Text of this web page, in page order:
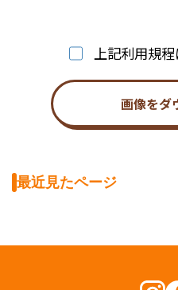
上記利用規程
画像をダ
最近見たページ